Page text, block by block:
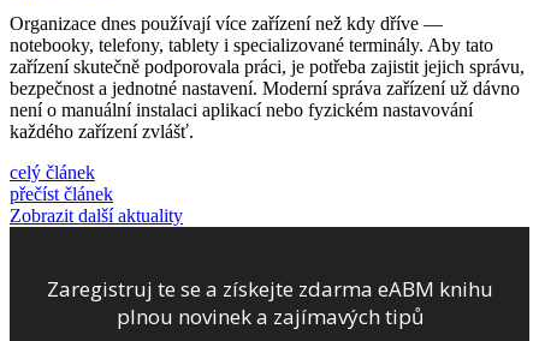
Organizace dnes používají více zařízení než kdy dříve —
notebooky, telefony, tablety i specializované terminály. Aby tato
zařízení skutečně podporovala práci, je potřeba zajistit jejich správu,
bezpečnost a jednotné nastavení. Moderní správa zařízení už dávno
není o manuální instalaci aplikací nebo fyzickém nastavování
každého zařízení zvlášť.
celý článek
přečíst článek
Zobrazit další aktuality
Zaregistruj te se a získejte zdarma eABM knihu
plnou novinek a zajímavých tipů